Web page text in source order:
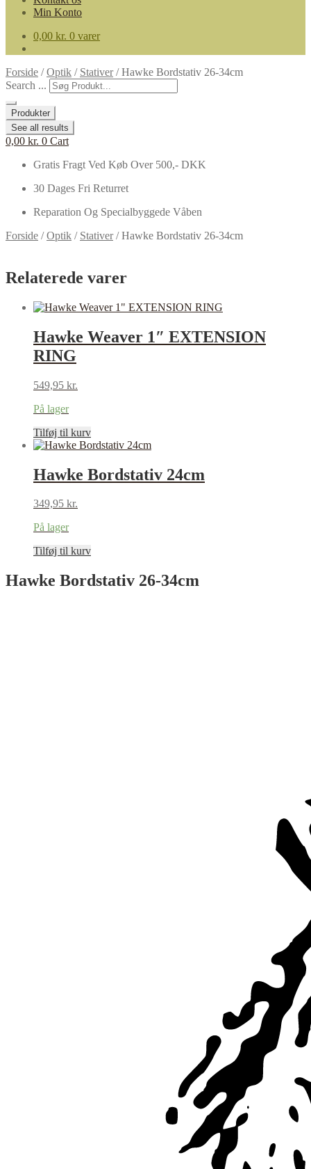
Min Konto
0,00 kr. 0 varer
Forside /Optik / Stativer/Hawke Bordstativ 26-34cm
Search ...
Produkter
See all results
0,00 kr. 0 Cart
Gratis Fragt Ved Køb Over 500,- DKK
30 Dages Fri Returret
Reparation Og Specialbyggede Våben
Forside /Optik / Stativer/Hawke Bordstativ 26-34cm
Relaterede varer
Hawke Weaver 1″ EXTENSION
RING
549,95 kr.
På lager
Tilføj til kurv
Hawke Bordstativ 24cm
349,95 kr.
På lager
Tilføj til kurv
Hawke Bordstativ 26-34cm